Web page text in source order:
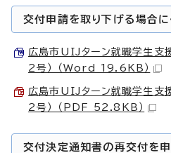
交付申請を取り下げる場合
広島市UIJターン就職学生支
2号） （Word 19.6KB）
広島市UIJターン就職学生支
2号） （PDF 52.8KB）
交付決定通知書の再交付を